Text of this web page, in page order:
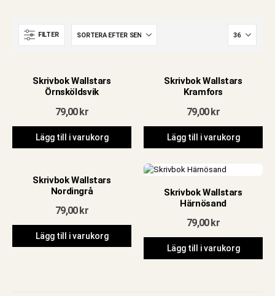
FILTER
Skrivbok Wallstars
Örnsköldsvik
79,00kr
Lägg till i varukorg
Skrivbok Wallstars
Kramfors
79,00kr
Lägg till i varukorg
Skrivbok Wallstars
Nordingrå
79,00kr
Lägg till i varukorg
Skrivbok Wallstars
Härnösand
79,00kr
Lägg till i varukorg